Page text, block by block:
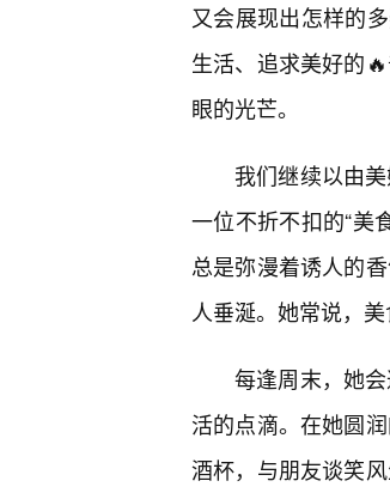
又会展现出怎样的
生活、追求美好的
眼的光芒。
我们继续以由
一位不折不扣的“美
总是弥漫着诱人的
人垂涎。她常说，
每逢周末，她
活的点滴。在她圆
酒杯，与朋友谈笑